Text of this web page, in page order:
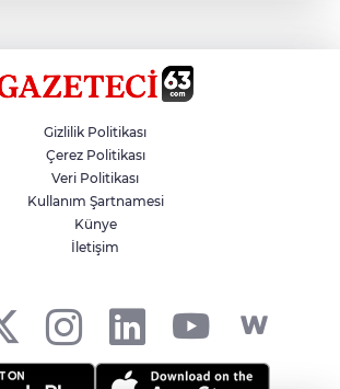
Hikmet Başak’tan Ulaşım Çalışması
Sezon 18 Ağustos'ta Başlayacak
Gizlilik Politikası
Çerez Politikası
Veri Politikası
Kullanım Şartnamesi
Künye
İletişim